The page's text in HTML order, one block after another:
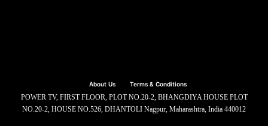
About Us Terms & Conditions
POWER TV, FIRST FLOOR, PLOT NO.20-2, BHANGDIYA HOUSE PLOT
NO.20-2, HOUSE NO.526, DHANTOLI Nagpur, Maharashtra, India 440012